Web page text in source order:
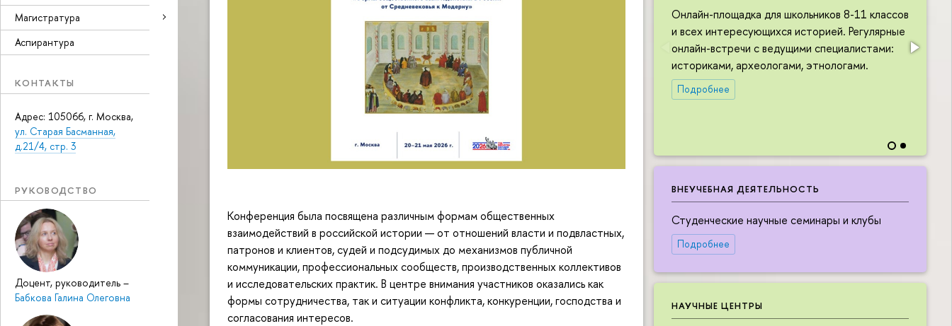
Магистратура
Аспирантура
КОНТАКТЫ
Адрес: 105066, г. Москва,
ул. Старая Басманная,
д.21/4, стр. 3
РУКОВОДСТВО
Доцент, руководитель –
Бабкова Галина Олеговна
Онлайн-площадка для школьников 8-11 классов
и всех интересующихся историей. Регулярные
онлайн-встречи с ведущими специалистами:
историками, археологами, этнологами.
Подробнее
ВНЕУЧЕБНАЯ ДЕЯТЕЛЬНОСТЬ
Студенческие научные семинары и клубы
Подробнее
НАУЧНЫЕ ЦЕНТРЫ
Конференция была посвящена различным формам общественных
взаимодействий в российской истории — от отношений власти и подвластных,
патронов и клиентов, судей и подсудимых до механизмов публичной
коммуникации, профессиональных сообществ, производственных коллективов
и исследовательских практик. В центре внимания участников оказались как
формы сотрудничества, так и ситуации конфликта, конкуренции, господства и
согласования интересов.